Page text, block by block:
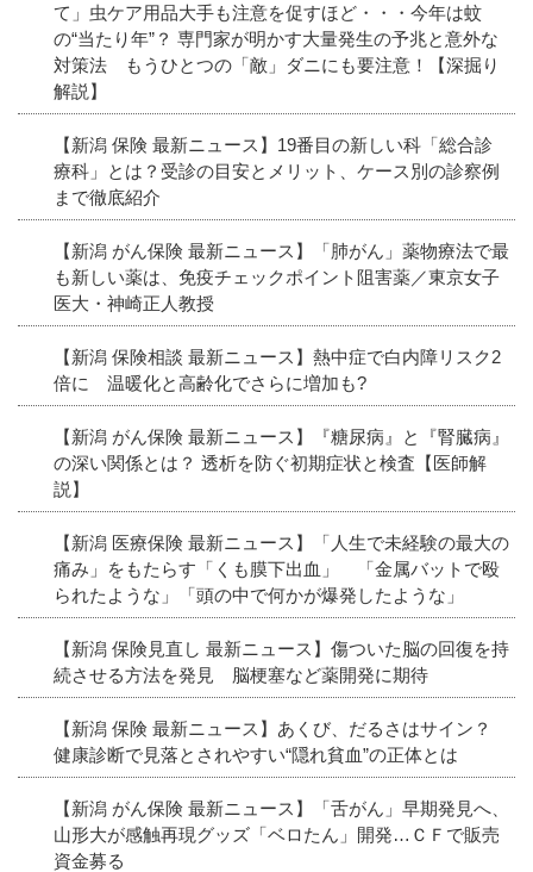
て」虫ケア用品大手も注意を促すほど・・・今年は蚊
の“当たり年”？ 専門家が明かす大量発生の予兆と意外な
対策法 もうひとつの「敵」ダニにも要注意！【深掘り
解説】
【新潟 保険 最新ニュース】19番目の新しい科「総合診
療科」とは？受診の目安とメリット、ケース別の診察例
まで徹底紹介
【新潟 がん保険 最新ニュース】「肺がん」薬物療法で最
も新しい薬は、免疫チェックポイント阻害薬／東京女子
医大・神崎正人教授
【新潟 保険相談 最新ニュース】熱中症で白内障リスク2
倍に 温暖化と高齢化でさらに増加も?
【新潟 がん保険 最新ニュース】『糖尿病』と『腎臓病』
の深い関係とは？ 透析を防ぐ初期症状と検査【医師解
説】
【新潟 医療保険 最新ニュース】「人生で未経験の最大の
痛み」をもたらす「くも膜下出血」 「金属バットで殴
られたような」「頭の中で何かが爆発したような」
【新潟 保険見直し 最新ニュース】傷ついた脳の回復を持
続させる方法を発見 脳梗塞など薬開発に期待
【新潟 保険 最新ニュース】あくび、だるさはサイン？
健康診断で見落とされやすい“隠れ貧血”の正体とは
【新潟 がん保険 最新ニュース】「舌がん」早期発見へ、
山形大が感触再現グッズ「ベロたん」開発…ＣＦで販売
資金募る